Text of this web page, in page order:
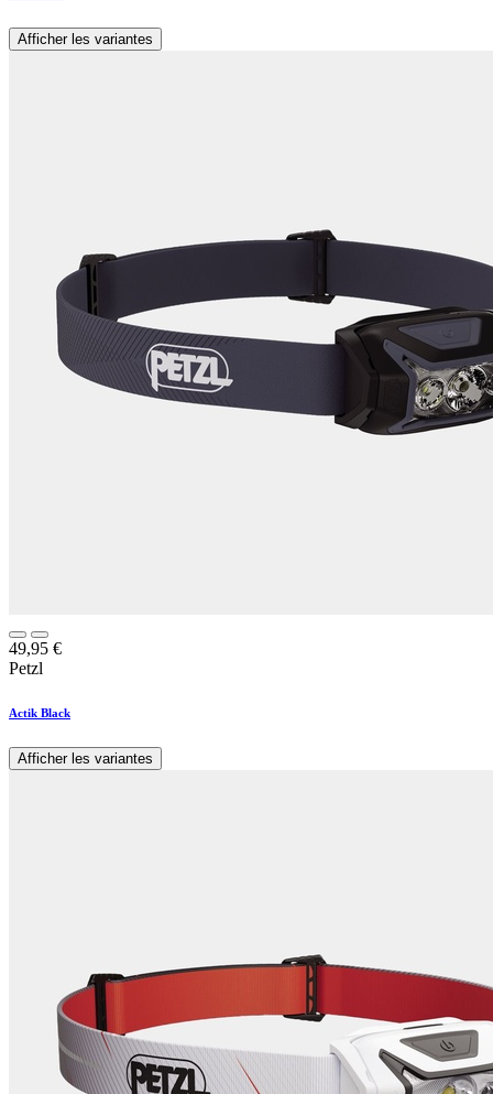
Afficher les variantes
49,95 €
Petzl
Actik Black
Afficher les variantes